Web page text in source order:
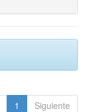
1 Siguiente